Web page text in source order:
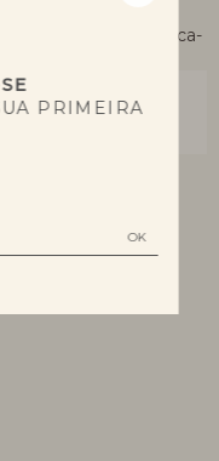
PREÁ
312,50
PRIMEIRA